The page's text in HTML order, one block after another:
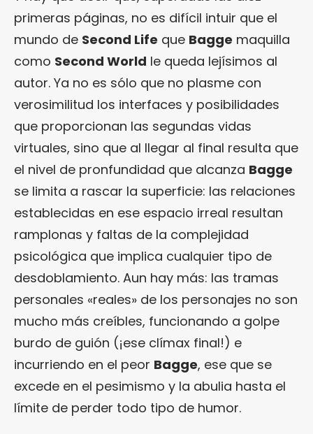
primeras páginas, no es difícil intuir que el
mundo de Second Life que Bagge maquilla
como Second World le queda lejísimos al
autor. Ya no es sólo que no plasme con
verosimilitud los interfaces y posibilidades
que proporcionan las segundas vidas
virtuales, sino que al llegar al final resulta que
el nivel de pronfundidad que alcanza Bagge
se limita a rascar la superficie: las relaciones
establecidas en ese espacio irreal resultan
ramplonas y faltas de la complejidad
psicológica que implica cualquier tipo de
desdoblamiento. Aun hay más: las tramas
personales «reales» de los personajes no son
mucho más creíbles, funcionando a golpe
burdo de guión (¡ese clímax final!) e
incurriendo en el peor Bagge, ese que se
excede en el pesimismo y la abulia hasta el
límite de perder todo tipo de humor.